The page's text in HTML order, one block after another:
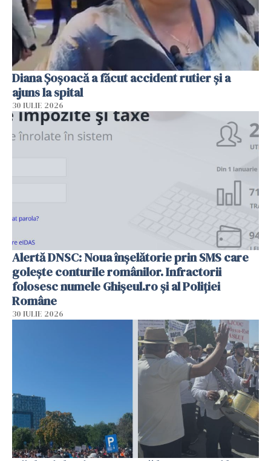
Diana Șoșoacă a făcut accident rutier și a
ajuns la spital
30 IULIE 2026
Alertă DNSC: Noua înșelătorie prin SMS care
golește conturile românilor. Infractorii
folosesc numele Ghișeul.ro și al Poliției
Române
30 IULIE 2026